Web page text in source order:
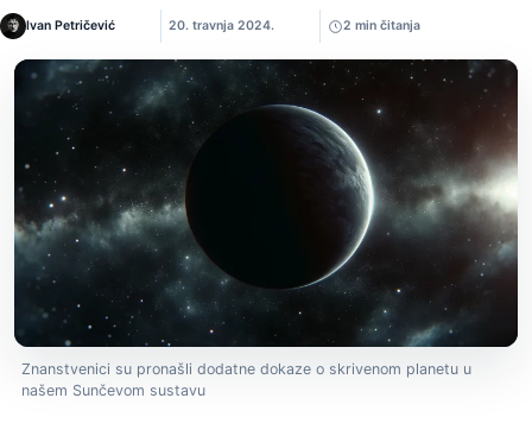
Ivan Petričević 20. travnja 2024. 2 min čitanja
Znanstvenici su pronašli dodatne dokaze o skrivenom planetu u
našem Sunčevom sustavu